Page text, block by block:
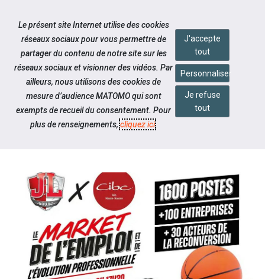
Aller au contenu
Notre actualité
C'EST LE RETOUR DU MARKET DE
Le présent site Internet utilise des cookies
réseaux sociaux pour vous permettre de
partager du contenu de notre site sur les
réseaux sociaux et visionner des vidéos. Par
ailleurs, nous utilisons des cookies de
mesure d’audience MATOMO qui sont
exempts de recueil du consentement. Pour
plus de renseignements,cliquez ici.
J'accepte
tout
Personnaliser
Je refuse
tout